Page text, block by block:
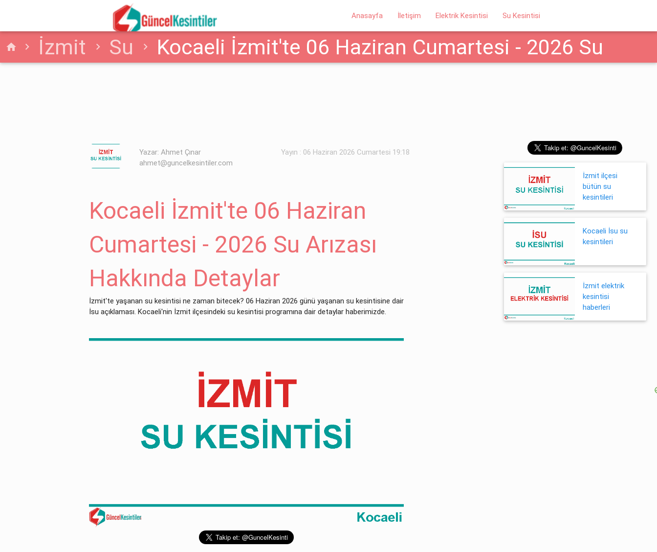
Anasayfa İletişim Elektrik Kesintisi Su Kesintisi
home İzmit Su
Kocaeli İzmit'te 06 Haziran Cumartesi - 2026 Su
Yazar: Ahmet Çınar
ahmet@guncelkesintiler.com
Yayın : 06 Haziran 2026 Cumartesi 19:18
Kocaeli İzmit'te 06 Haziran
Cumartesi - 2026 Su Arızası
Hakkında Detaylar
İzmit'te yaşanan su kesintisi ne zaman bitecek? 06 Haziran 2026 günü yaşanan su kesintisine dair
İsu açıklaması. Kocaeli'nin İzmit ilçesindeki su kesintisi programına dair detaylar haberimizde.
İzmit ilçesi
bütün su
kesintileri
Kocaeli İsu su
kesintileri
İzmit elektrik
kesintisi
haberleri